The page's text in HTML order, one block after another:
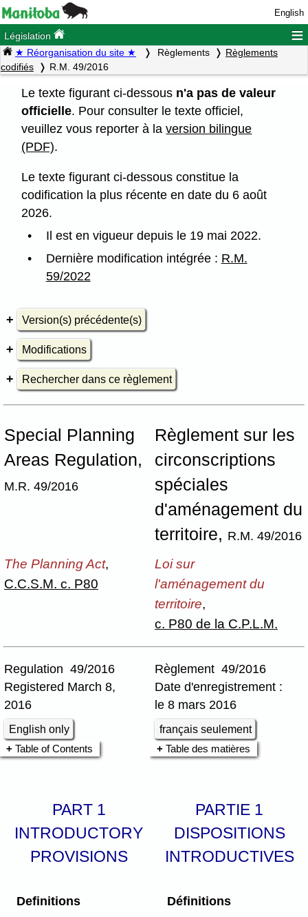
English
Législation ≡
★ Réorganisation du site ★ Règlements
Règlements
codifiés
R.M. 49/2016
Le texte figurant ci-dessous n'a pas de valeur
officielle. Pour consulter le texte officiel,
veuillez vous reporter à laversion bilingue
(PDF).
Le texte figurant ci-dessous constitue la
codification la plus récente en date du 6 août
2026.
Il est en vigueur depuis le 19 mai 2022.
Dernière modification intégrée : R.M.
59/2022
Version(s) précédente(s)
Modifications
Rechercher dans ce règlement
Special Planning
Areas Regulation,
M.R. 49/2016
Règlement sur les
circonscriptions
spéciales
d'aménagement du
territoire, R.M. 49/2016
The Planning Act,
C.C.S.M. c. P80
Loi sur
l'aménagement du
territoire,
c. P80 de la C.P.L.M.
Regulation 49/2016
Registered March 8,
2016
English only
Règlement 49/2016
Date d'enregistrement :
le 8 mars 2016
français seulement
Table of Contents
Table des matières
PART 1
INTRODUCTORY
PROVISIONS
PARTIE 1
DISPOSITIONS
INTRODUCTIVES
Definitions
Définitions